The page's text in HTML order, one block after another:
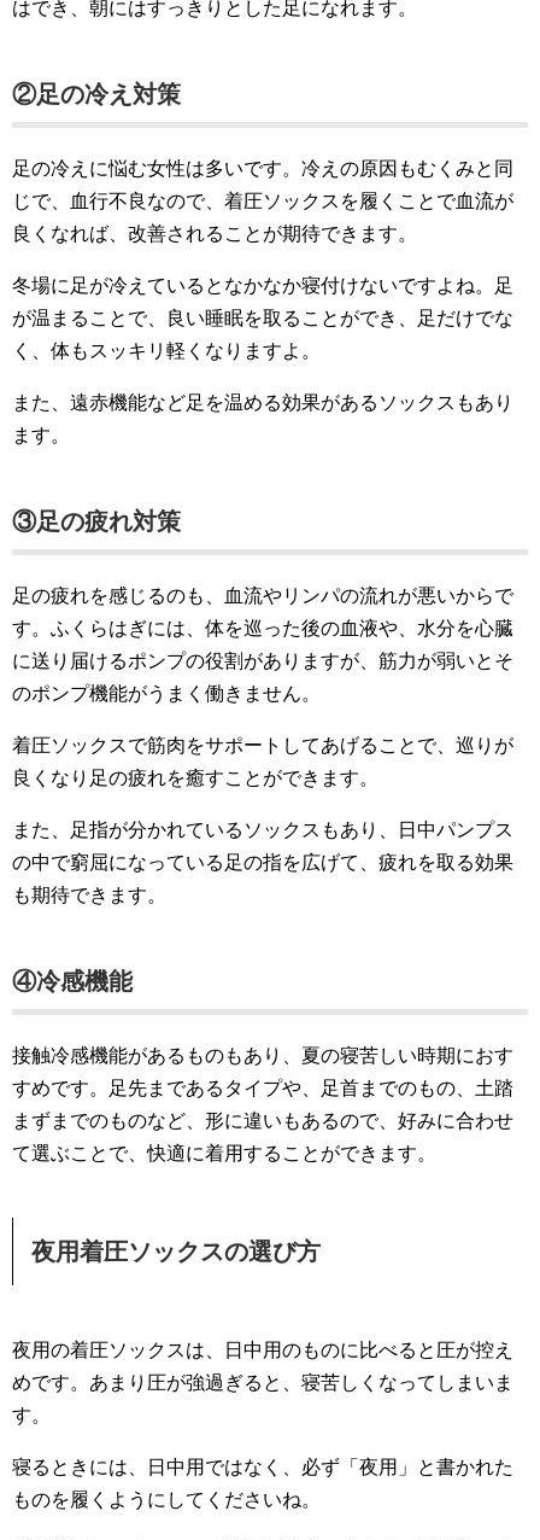
はでき、朝にはすっきりとした足になれます。
②足の冷え対策
足の冷えに悩む女性は多いです。冷えの原因もむくみと同
じで、血行不良なので、着圧ソックスを履くことで血流が
良くなれば、改善されることが期待できます。
冬場に足が冷えているとなかなか寝付けないですよね。足
が温まることで、良い睡眠を取ることができ、足だけでな
く、体もスッキリ軽くなりますよ。
また、遠赤機能など足を温める効果があるソックスもあり
ます。
③足の疲れ対策
足の疲れを感じるのも、血流やリンパの流れが悪いからで
す。ふくらはぎには、体を巡った後の血液や、水分を心臓
に送り届けるポンプの役割がありますが、筋力が弱いとそ
のポンプ機能がうまく働きません。
着圧ソックスで筋肉をサポートしてあげることで、巡りが
良くなり足の疲れを癒すことができます。
また、足指が分かれているソックスもあり、日中パンプス
の中で窮屈になっている足の指を広げて、疲れを取る効果
も期待できます。
④冷感機能
接触冷感機能があるものもあり、夏の寝苦しい時期におす
すめです。足先まであるタイプや、足首までのもの、土踏
まずまでのものなど、形に違いもあるので、好みに合わせ
て選ぶことで、快適に着用することができます。
夜用着圧ソックスの選び方
夜用の着圧ソックスは、日中用のものに比べると圧が控え
めです。あまり圧が強過ぎると、寝苦しくなってしまいま
す。
寝るときには、日中用ではなく、必ず「夜用」と書かれた
ものを履くようにしてくださいね。